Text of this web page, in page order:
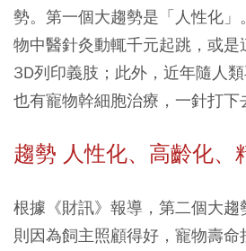
勢。第一個大趨勢是「人性化
物中醫針灸動輒千元起跳，或是
3D列印義肢；此外，近年隨人
也有寵物幹細胞治療，一針打下
趨勢 人性化、高齡化、
根據《財訊》報導，第二個大
則因為飼主照顧得好，寵物壽